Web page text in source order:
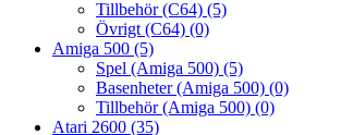
Tillbehör (C64) (5)
Övrigt (C64) (0)
Amiga 500 (5)
Spel (Amiga 500) (5)
Basenheter (Amiga 500) (0)
Tillbehör (Amiga 500) (0)
Atari 2600 (35)